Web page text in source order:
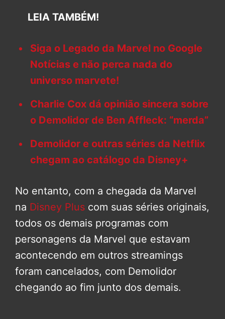
LEIA TAMBÉM!
Siga o Legado da Marvel no Google
Notícias e não perca nada do
universo marvete!
Charlie Cox dá opinião sincera sobre
o Demolidor de Ben Affleck: “merda”
Demolidor e outras séries da Netflix
chegam ao catálogo da Disney+
No entanto, com a chegada da Marvel
na Disney Plus com suas séries originais,
todos os demais programas com
personagens da Marvel que estavam
acontecendo em outros streamings
foram cancelados, com Demolidor
chegando ao fim junto dos demais.